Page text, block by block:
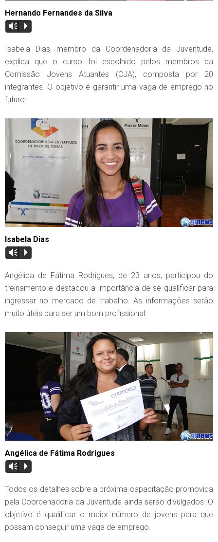
Hernando Fernandes da Silva
Vm P
Isabela Dias, membro da Coordenadoria da Juventude,
explica que o curso foi escolhido pelos membros da
Comissão Jovens Atuantes (CJA), composta por 20
integrantes. O objetivo é garantir uma vaga de emprego no
futuro:
Isabela Dias
Vm P
Angélica de Fátima Rodrigues, de 23 anos, participou do
treinamento e destacou a importância de se qualificar para
ingressar no mercado de trabalho. As informações serão
muito úteis para ser um bom profissional:
Angélica de Fátima Rodrigues
Vm P
Todos os detalhes sobre a próxima capacitação promovida
pela Coordenadoria da Juventude ainda serão divulgados. O
objetivo é qualificar o maior número de jovens para que
possam conseguir uma vaga de emprego.